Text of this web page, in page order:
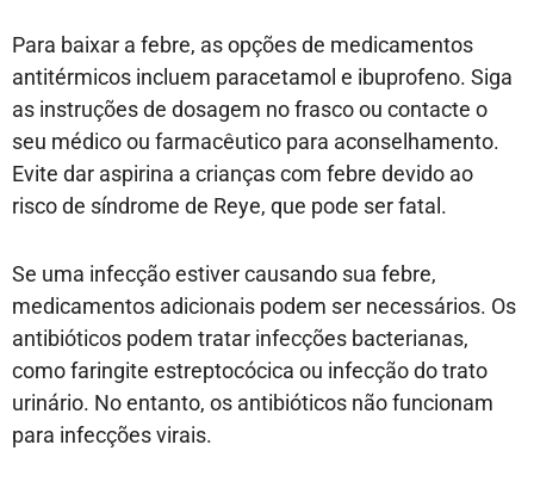
Para baixar a febre, as opções de medicamentos
antitérmicos incluem paracetamol e ibuprofeno. Siga
as instruções de dosagem no frasco ou contacte o
seu médico ou farmacêutico para aconselhamento.
Evite dar aspirina a crianças com febre devido ao
risco de síndrome de Reye, que pode ser fatal.
Se uma infecção estiver causando sua febre,
medicamentos adicionais podem ser necessários. Os
antibióticos podem tratar infecções bacterianas,
como faringite estreptocócica ou infecção do trato
urinário. No entanto, os antibióticos não funcionam
para infecções virais.